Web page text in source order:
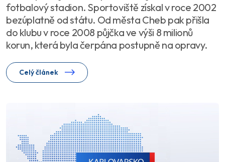
fotbalový stadion. Sportoviště získal v roce 2002
bezúplatně od státu. Od města Cheb pak přišla
do klubu v roce 2008 půjčka ve výši 8 milionů
korun, která byla čerpána postupně na opravy.
Celý článek